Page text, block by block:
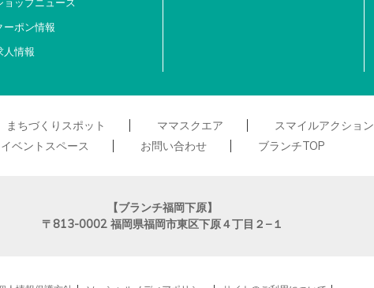
ョップニュース
ーポン情報
人情報
まちづくりスポット ママスクエア スマイルアクション
イベントスペース
お問い合わせ ブランチTOP
【ブランチ福岡下原】
〒813-0002 福岡県福岡市東区下原４丁目２−１